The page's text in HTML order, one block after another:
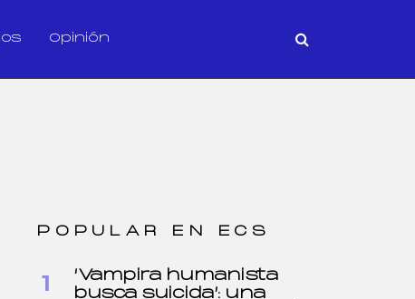
Opinión
POPULAR EN ECS
‘Vampira humanista
busca suicida’: una